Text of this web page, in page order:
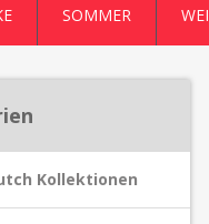
SOMMER
Kollektionen